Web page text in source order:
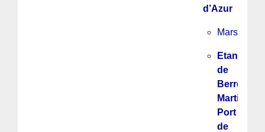
d’Azur
Marseille
Etang
de
Berre,
Martigues,
Port
de